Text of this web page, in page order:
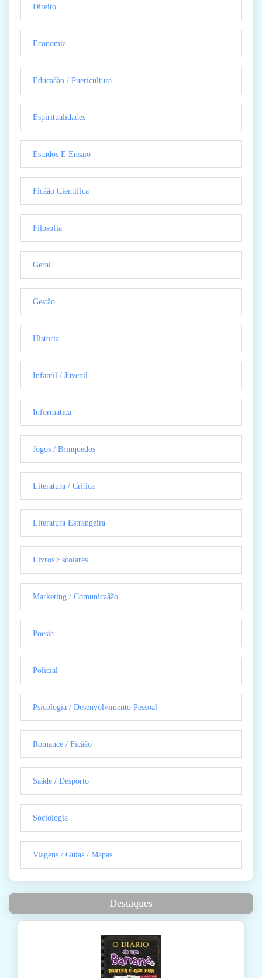
Direito
Economia
Educaãão / Puericultura
Espiritualidades
Estudos E Ensaio
Ficãão Cientifica
Filosofia
Geral
Gestão
Historia
Infantil / Juvenil
Informatica
Jogos / Brinquedos
Literatura / Critica
Literatura Estrangeira
Livros Escolares
Marketing / Comunicaãão
Poesia
Policial
Psicologia / Desenvolvimento Pessoal
Romance / Ficãão
Saãde / Desporto
Sociologia
Viagens / Guias / Mapas
Destaques